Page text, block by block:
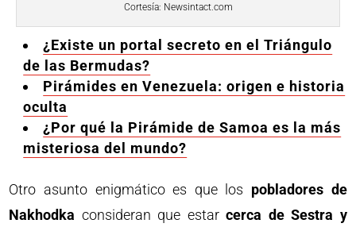
Cortesía: Newsintact.com
¿Existe un portal secreto en el Triángulo
de las Bermudas?
Pirámides en Venezuela: origen e historia
oculta
¿Por qué la Pirámide de Samoa es la más
misteriosa del mundo?
Otro asunto enigmático es que los pobladores de
Nakhodka consideran que estarcerca de Sestra y